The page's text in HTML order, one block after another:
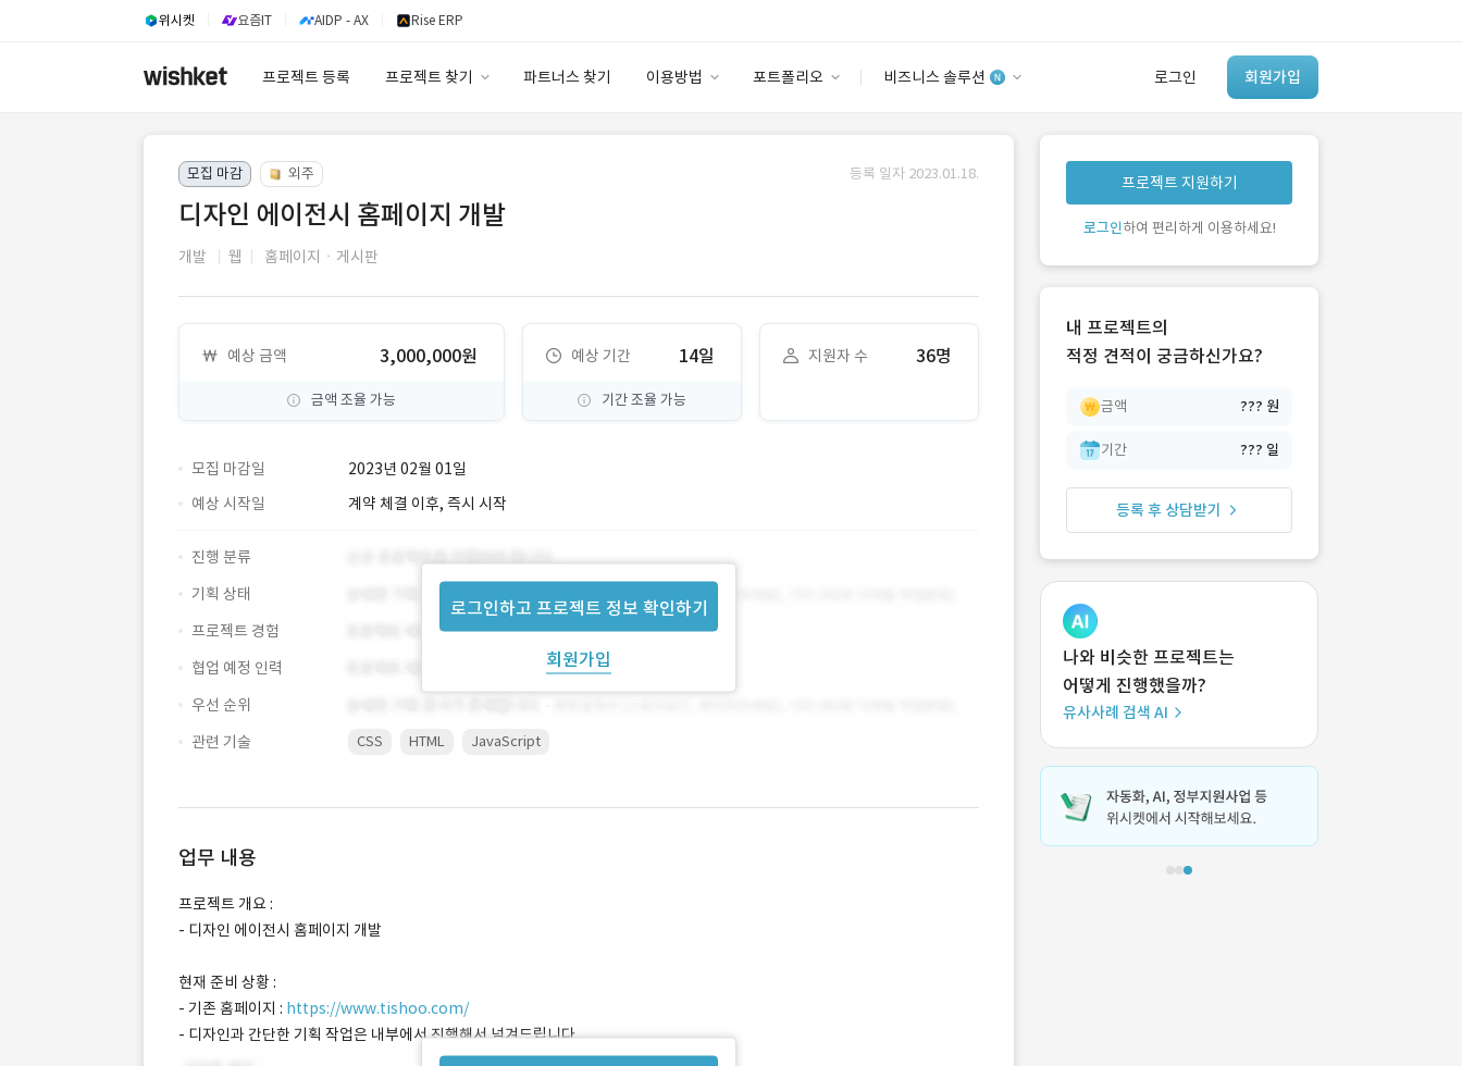
위시켓 요즘IT AIDP - AX Rise ERP
프로젝트 등록 프로젝트 찾기 파트너스 찾기 이용방법 포트폴리오 비즈니스 솔루션 로그인 회원가입
안심 코드 케어
유사사례 검색 AI
‘이런 거’ 만들어본
개발 회사 있어?
모집 마감 외주 등록 일자 2023.01.18.
디자인 에이전시 홈페이지 개발
개발 웹 홈페이지ㆍ게시판
예상 금액 3,000,000원
금액 조율 가능
예상 기간 14일
기간 조율 가능
지원자 수 36명
모집 마감일 2023년 02월 01일
로그인하고 프로젝트 정보 확인하기
회원가입
예상 시작일 계약 체결 이후, 즉시 시작
진행 분류
기획 상태
프로젝트 경험
협업 예정 인력
우선 순위
관련 기술
CSS HTML JavaScript
업무 내용
프로젝트 개요 :
- 디자인 에이전시 홈페이지 개발
현재 준비 상황 :
- 기존 홈페이지 : https://www.tishoo.com/
- 디자인과 간단한 기획 작업은 내부에서 진행해서 넘겨드립니다.
프로젝트 지원하기
로그인하여 편리하게 이용하세요!
내 프로젝트의
적정 견적이 궁금하신가요?
금액 ??? 원
기간 ??? 일
등록 후 상담받기
나와 비슷한 프로젝트는
어떻게 진행했을까?
유사사례 검색 AI